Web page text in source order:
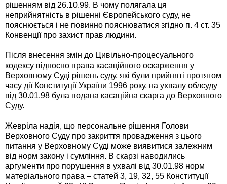
рішенням від 26.10.99. В чому полягала ця
неприйнятність в рішенні Європейського суду, не
пояснюється і не повинно пояснюватися згідно п. 4 ст. 35
Конвенції про захист прав людини.
Після внесення змін до Цивільно-процесуального
кодексу відносно права касаційного оскарження у
Верховному Суді рішень суду, які були прийняті протягом
часу дії Конституції України 1996 року, на ухвалу облсуду
від 30.01.98 була подана касаційна скарга до Верховного
Суду.
Жевріла надія, що персональне рішення Голови
Верховного Суду про закриття провадження з цього
питання у Верховному Суді може виявитися залежним
від норм закону і сумління. В скарзі наводились
аргументи про порушення в ухвалі від 30.01.98 норм
матеріального права – статей 3, 19, 32, 55 Конституції